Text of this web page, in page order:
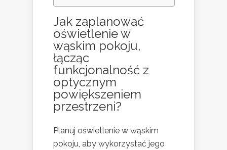
Jak zaplanować
oświetlenie w
wąskim pokoju,
łącząc
funkcjonalność z
optycznym
powiększeniem
przestrzeni?
Planuj oświetlenie w wąskim
pokoju, aby wykorzystać jego